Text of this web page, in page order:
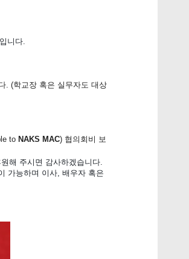
니다.
. (학교장 혹은 실무자도 대상
to NAKS MAC) 협의회비 보
해 주시면 감사하겠습니다.
가능하며 이사, 배우자 혹은